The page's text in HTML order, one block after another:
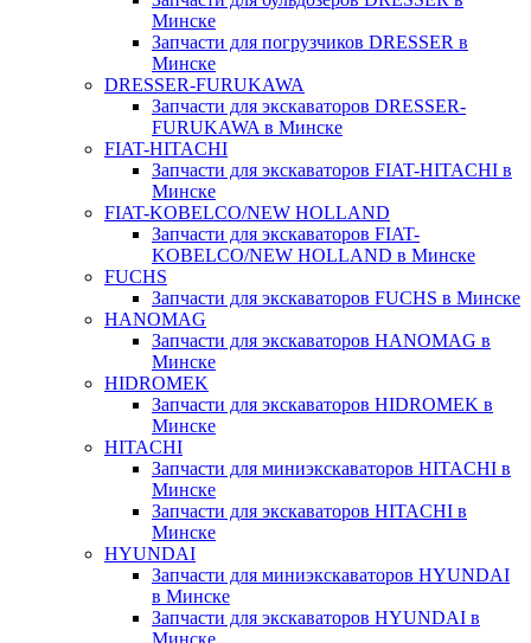
Минске
Запчасти для погрузчиков DRESSER в
Минске
DRESSER-FURUKAWA
Запчасти для экскаваторов DRESSER-
FURUKAWA в Минске
FIAT-HITACHI
Запчасти для экскаваторов FIAT-HITACHI в
Минске
FIAT-KOBELCO/NEW HOLLAND
Запчасти для экскаваторов FIAT-
KOBELCO/NEW HOLLAND в Минске
FUCHS
Запчасти для экскаваторов FUCHS в Минске
HANOMAG
Запчасти для экскаваторов HANOMAG в
Минске
HIDROMEK
Запчасти для экскаваторов HIDROMEK в
Минске
HITACHI
Запчасти для миниэкскаваторов HITACHI в
Минске
Запчасти для экскаваторов HITACHI в
Минске
HYUNDAI
Запчасти для миниэкскаваторов HYUNDAI
в Минске
Запчасти для экскаваторов HYUNDAI в
Минске